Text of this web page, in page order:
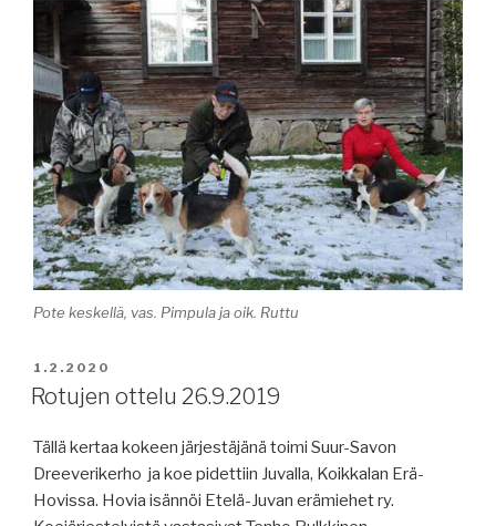
Pote keskellä, vas. Pimpula ja oik. Ruttu
JULKAISTU
1.2.2020
Rotujen ottelu 26.9.2019
Tällä kertaa kokeen järjestäjänä toimi Suur-Savon
Dreeverikerho ja koe pidettiin Juvalla, Koikkalan Erä-
Hovissa. Hovia isännöi Etelä-Juvan erämiehet ry.